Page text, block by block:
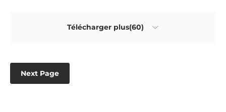
Télécharger plus(60)
Next Page